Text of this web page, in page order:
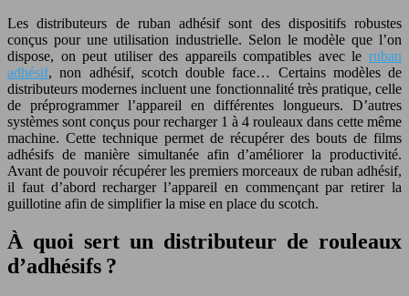
Les distributeurs de ruban adhésif sont des dispositifs robustes
conçus pour une utilisation industrielle. Selon le modèle que l’on
dispose, on peut utiliser des appareils compatibles avec le ruban
adhésif, non adhésif, scotch double face… Certains modèles de
distributeurs modernes incluent une fonctionnalité très pratique, celle
de préprogrammer l’appareil en différentes longueurs. D’autres
systèmes sont conçus pour recharger 1 à 4 rouleaux dans cette même
machine. Cette technique permet de récupérer des bouts de films
adhésifs de manière simultanée afin d’améliorer la productivité.
Avant de pouvoir récupérer les premiers morceaux de ruban adhésif,
il faut d’abord recharger l’appareil en commençant par retirer la
guillotine afin de simplifier la mise en place du scotch.
À quoi sert un distributeur de rouleaux
d’adhésifs ?